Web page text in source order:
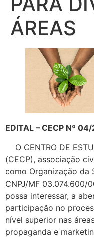
ÁREAS
EDITAL – CECP Nº
O CENTRO DE
(CECP), associação
como Organização da
CNPJ/MF 03.074.600/
possa interessar, a
participação no
nível superior nas
propaganda e